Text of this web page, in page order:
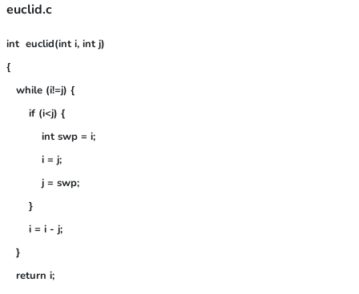
euclid.c
int  euclid(int i, int j)
{
while (i!=j) {
if (i<j) {
int swp = i;
i = j;
j = swp;
}
i = i - j;
}
return i;